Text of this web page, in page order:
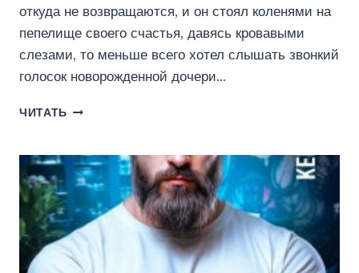
откуда не возвращаются, и он стоял коленями на
пепелище своего счастья, давясь кровавыми
слезами, то меньше всего хотел слышать звонкий
голосок новорожденной дочери…
ЧИТАТЬ ЧУДО
(КЕЙТ
РИНКА)